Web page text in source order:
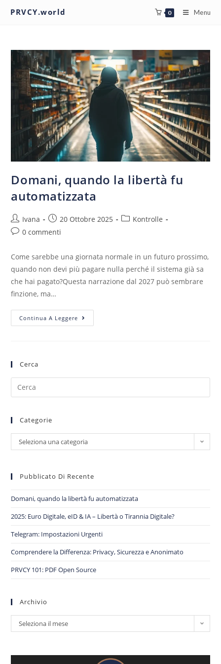
PRVCY.world 0 Menu
Domani, quando la libertà fu
automatizzata
Ivana 20 Ottobre 2025
Kontrolle
0 commenti
Come sarebbe una giornata normale in un futuro prossimo,
quando non devi più pagare nulla perché il sistema già sa
che hai pagato?Questa narrazione dal 2027 può sembrare
finzione, ma…
Continua A Leggere
Cerca
Categorie
Seleziona una categoria
Pubblicato Di Recente
Domani, quando la libertà fu automatizzata
2025: Euro Digitale, eID & IA – Libertà o Tirannia Digitale?
Telegram: Impostazioni Urgenti
Comprendere la Differenza: Privacy, Sicurezza e Anonimato
PRVCY 101: PDF Open Source
Archivio
Seleziona il mese